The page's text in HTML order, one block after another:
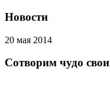
Новости
20 мая 2014
Сотворим чудо